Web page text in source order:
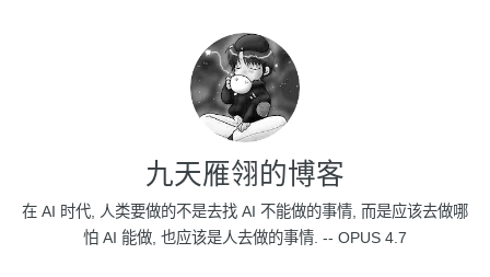
九天雁翎的博客
在 AI 时代, 人类要做的不是去找 AI 不能做的事情, 而是应该去做哪
怕 AI 能做, 也应该是人去做的事情. -- OPUS 4.7